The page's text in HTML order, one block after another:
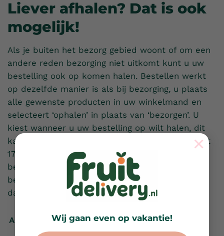
Wij gaan even op vakantie!
×
Liever afhalen? Dat is ook
mogelijk!
Als je buiten het bezorg gebied woont of om een
andere reden bezorging niet uitkomt kunt u uw
bestelling ook op komen halen. Bestellen werkt
op dezelfde manier is als bij bezorging, u plaats
alle gewenste producten in uw winkelmand en
selecteert ‘ophalen’ in plaats van ‘bezorgen’. U
kiest wanneer u uw bestelling op wilt halen, dit
kan van dinsdag tot en met vrijdag van 09:00 tot
17:00 uur. U kunt bij het plaatsen van uw
bestelling via iDeal betalen of wanneer u uw
bestelling op komt halen contant betalen. Tot
dan!
Afspraak maken